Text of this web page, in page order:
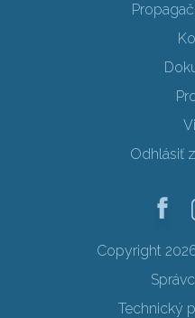
Odhlásiť
Copyright
Technický